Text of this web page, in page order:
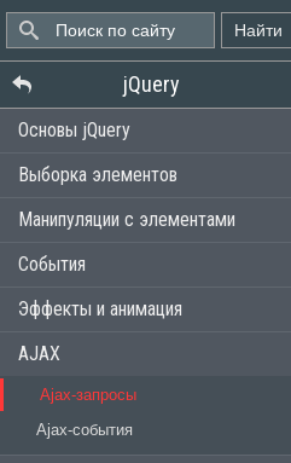
jQuery
Основы jQuery
Выборка элементов
Манипуляции с элементами
События
Эффекты и анимация
AJAX
Ajax-запросы
Ajax-события